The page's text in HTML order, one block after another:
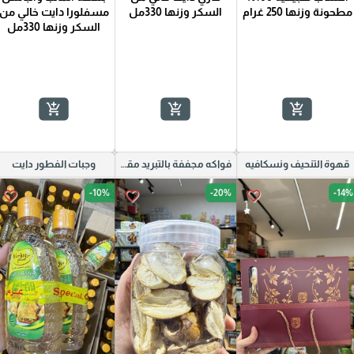
مطحونة وزنها 250 غرام
add_shopping_cart
السكر وزنها 330مل
add_shopping_cart
مسفلورا دايت خالي من
السكر وزنها 330مل
add_shopping_cart
قهوة التنحيف ونسكافيه
favorite_border -14%
فواكه مجففة بالتبريد مقرمشات صحية دايت
favorite_border -20%
وجبات الفطور دايت
favorite_border -10%